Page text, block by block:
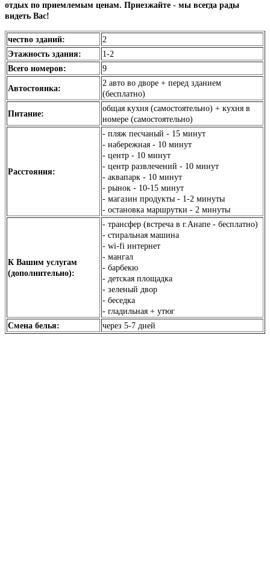
отдых по приемлемым ценам. Приезжайте - мы всегда рады
видеть Вас!
чество зданий:
2
Этажность здания:
1-2
Всего номеров:
9
Автостоянка:
2 авто во дворе + перед зданием
(бесплатно)
Питание:
общая кухня (самостоятельно) + кухня в
номере (самостоятельно)
Расстояния:
- пляж песчаный - 15 минут
- набережная - 10 минут
- центр - 10 минут
- центр развлечений - 10 минут
- аквапарк - 10 минут
- рынок - 10-15 минут
- магазин продукты - 1-2 минуты
- остановка маршрутки - 2 минуты
К Вашим услугам
(дополнительно):
- трансфер (встреча в г.Анапе - бесплатно)
- стиральная машина
- wi-fi интернет
- мангал
- барбекю
- детская площадка
- зеленый двор
- беседка
- гладильная + утюг
Смена белья:
через 5-7 дней